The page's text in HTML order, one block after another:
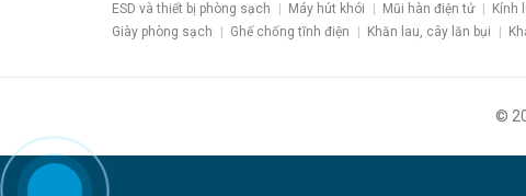
ESD và thiết bị phòng sạch
Máy hút khói Mũi hàn điện tử Kính
Giày phòng sạch
Ghế chống tĩnh điện Khăn lau, cây lăn bụi
©